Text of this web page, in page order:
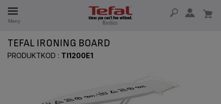
Meny
TEFAL IRONING BOARD
PRODUKTKOD : TI1200E1